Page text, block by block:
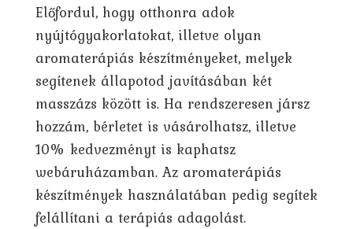
Előfordul, hogy otthonra adok
nyújtógyakorlatokat, illetve olyan
aromaterápiás készítményeket, melyek
segítenek állapotod javításában két
masszázs között is. Ha rendszeresen jársz
hozzám, bérletet is vásárolhatsz, illetve
10% kedvezményt is kaphatsz
webáruházamban. Az aromaterápiás
készítmények használatában pedig segítek
felállítani a terápiás adagolást.